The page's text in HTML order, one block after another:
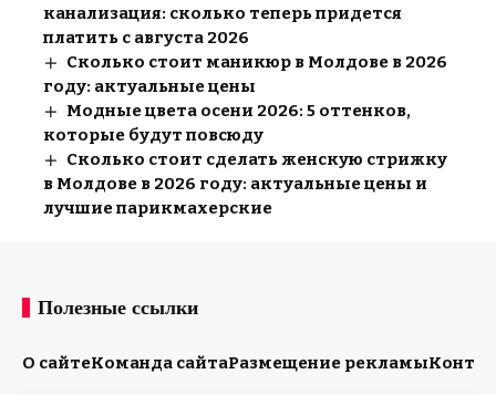
канализация: сколько теперь придется
платить с августа 2026
Сколько стоит маникюр в Молдове в 2026
году: актуальные цены
Модные цвета осени 2026: 5 оттенков,
которые будут повсюду
Сколько стоит сделать женскую стрижку
в Молдове в 2026 году: актуальные цены и
лучшие парикмахерские
Полезные ссылки
О сайтеКоманда сайтаРазмещение рекламы